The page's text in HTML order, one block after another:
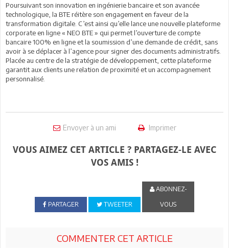
Poursuivant son innovation en ingénierie bancaire et son avancée
technologique, la BTE réitère son engagement en faveur de la
transformation digitale. C’est ainsi qu’elle lance une nouvelle plateforme
corporate en ligne « NEO BTE » qui permet l’ouverture de compte
bancaire 100% en ligne et la soumission d’une demande de crédit, sans
avoir à se déplacer à l’agence pour signer des documents administratifs.
Placée au centre de la stratégie de développement, cette plateforme
garantit aux clients une relation de proximité et un accompagnement
personnalisé.
Envoyer à un ami Imprimer
VOUS AIMEZ CET ARTICLE ? PARTAGEZ-LE AVEC
VOS AMIS !
PARTAGER TWEETER
ABONNEZ-
VOUS
COMMENTER CET ARTICLE